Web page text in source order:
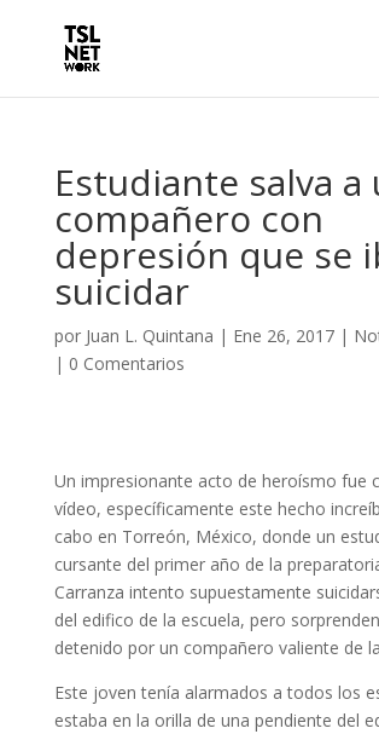
Estudiante salva a
compañero con
depresión que se
suicidar
por Juan L. Quintana | Ene 26, 2017|
| 0 Comentarios
Un impresionante acto de heroísmo fue
vídeo, específicamente este hecho
cabo en Torreón, México, donde un
cursante del primer año de la
Carranza intento supuestamente
del edifico de la escuela, pero
detenido por un compañero valiente de
Este joven tenía alarmados a todos los
estaba en la orilla de una pendiente del